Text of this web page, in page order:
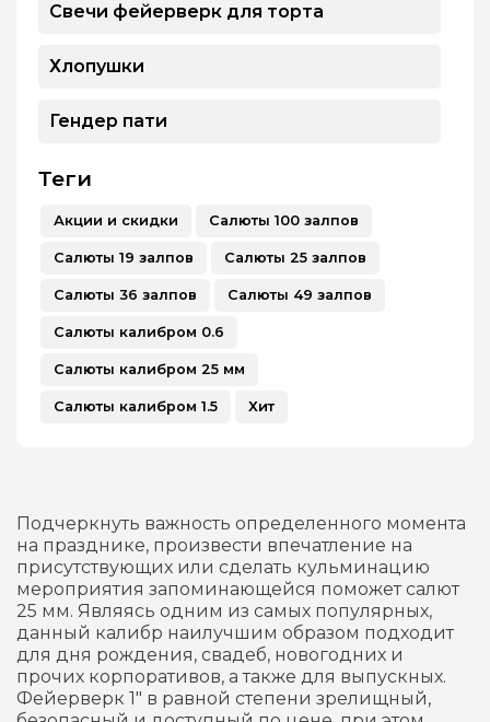
Свечи фейерверк для торта
Хлопушки
Гендер пати
Теги
Акции и скидки Салюты 100 залпов
Салюты 19 залпов Салюты 25 залпов
Салюты 36 залпов Салюты 49 залпов
Салюты калибром 0.6
Салюты калибром 25 мм
Салюты калибром 1.5 Хит
Подчеркнуть важность определенного момента
на празднике, произвести впечатление на
присутствующих или сделать кульминацию
мероприятия запоминающейся поможет салют
25 мм. Являясь одним из самых популярных,
данный калибр наилучшим образом подходит
для дня рождения, свадеб, новогодних и
прочих корпоративов, а также для выпускных.
Фейерверк 1″ в равной степени зрелищный,